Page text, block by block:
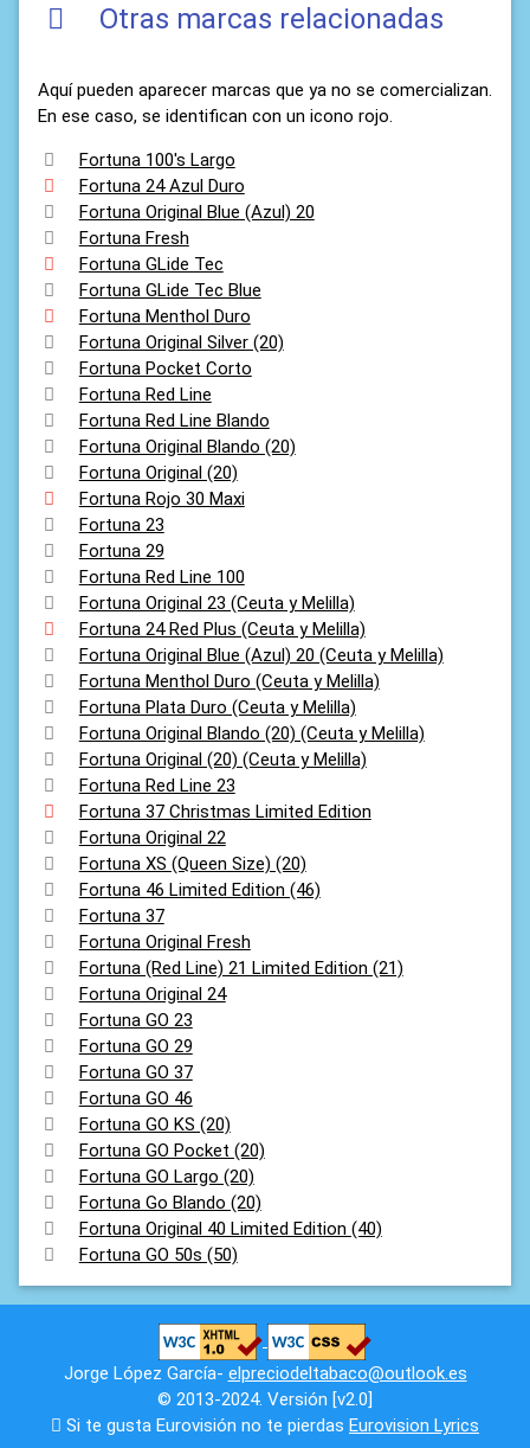
Otras marcas relacionadas
Aquí pueden aparecer marcas que ya no se comercializan.
En ese caso, se identifican con un icono rojo.
Fortuna 100's Largo
Fortuna 24 Azul Duro
Fortuna Original Blue (Azul) 20
Fortuna Fresh
Fortuna GLide Tec
Fortuna GLide Tec Blue
Fortuna Menthol Duro
Fortuna Original Silver (20)
Fortuna Pocket Corto
Fortuna Red Line
Fortuna Red Line Blando
Fortuna Original Blando (20)
Fortuna Original (20)
Fortuna Rojo 30 Maxi
Fortuna 23
Fortuna 29
Fortuna Red Line 100
Fortuna Original 23 (Ceuta y Melilla)
Fortuna 24 Red Plus (Ceuta y Melilla)
Fortuna Original Blue (Azul) 20 (Ceuta y Melilla)
Fortuna Menthol Duro (Ceuta y Melilla)
Fortuna Plata Duro (Ceuta y Melilla)
Fortuna Original Blando (20) (Ceuta y Melilla)
Fortuna Original (20) (Ceuta y Melilla)
Fortuna Red Line 23
Fortuna 37 Christmas Limited Edition
Fortuna Original 22
Fortuna XS (Queen Size) (20)
Fortuna 46 Limited Edition (46)
Fortuna 37
Fortuna Original Fresh
Fortuna (Red Line) 21 Limited Edition (21)
Fortuna Original 24
Fortuna GO 23
Fortuna GO 29
Fortuna GO 37
Fortuna GO 46
Fortuna GO KS (20)
Fortuna GO Pocket (20)
Fortuna GO Largo (20)
Fortuna Go Blando (20)
Fortuna Original 40 Limited Edition (40)
Fortuna GO 50s (50)
Jorge López García- elpreciodeltabaco@outlook.es
© 2013-2024. Versión [v2.0]
Si te gusta Eurovisión no te pierdas Eurovision Lyrics